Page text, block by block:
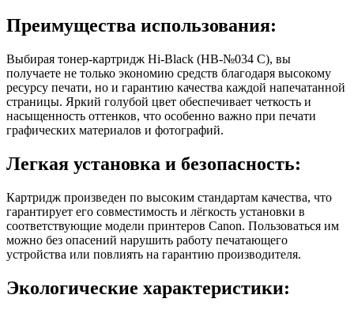
Преимущества использования:
Выбирая тонер-картридж Hi-Black (HB-№034 C), вы
получаете не только экономию средств благодаря высокому
ресурсу печати, но и гарантию качества каждой напечатанной
страницы. Яркий голубой цвет обеспечивает четкость и
насыщенность оттенков, что особенно важно при печати
графических материалов и фотографий.
Легкая установка и безопасность:
Картридж произведен по высоким стандартам качества, что
гарантирует его совместимость и лёгкость установки в
соответствующие модели принтеров Canon. Пользоваться им
можно без опасений нарушить работу печатающего
устройства или повлиять на гарантию производителя.
Экологические характеристики: